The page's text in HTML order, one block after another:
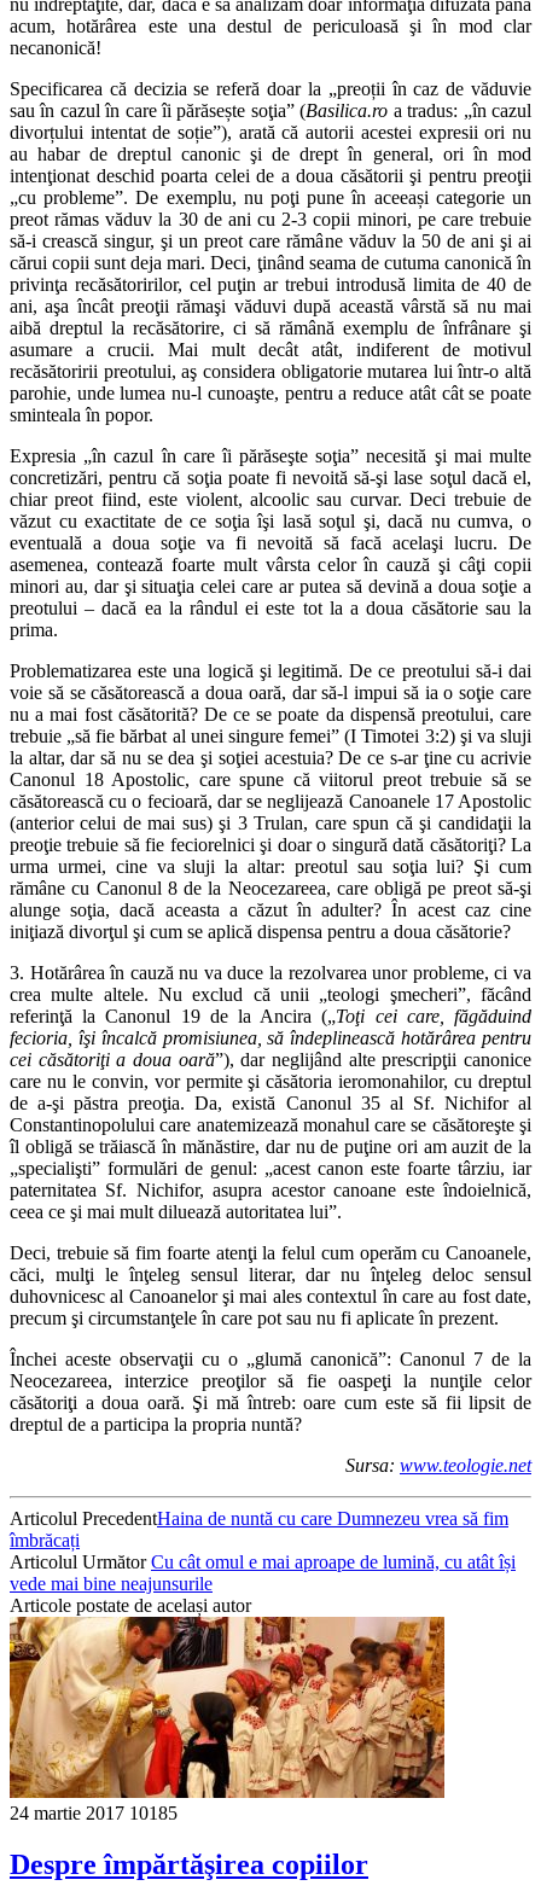
acum, hotărârea este una destul de periculoasă şi în mod clar
necanonică!
Specificarea că decizia se referă doar la „preoții în caz de văduvie
sau în cazul în care îi părăsește soţia” (Basilica.ro a tradus: „în cazul
divorțului intentat de soție”), arată că autorii acestei expresii ori nu
au habar de dreptul canonic şi de drept în general, ori în mod
intenţionat deschid poarta celei de a doua căsătorii şi pentru preoţii
„cu probleme”. De exemplu, nu poţi pune în aceeași categorie un
preot rămas văduv la 30 de ani cu 2-3 copii minori, pe care trebuie
să-i crească singur, şi un preot care rămâne văduv la 50 de ani şi ai
cărui copii sunt deja mari. Deci, ţinând seama de cutuma canonică în
privinţa recăsătoririlor, cel puţin ar trebui introdusă limita de 40 de
ani, aşa încât preoţii rămaşi văduvi după această vârstă să nu mai
aibă dreptul la recăsătorire, ci să rămână exemplu de înfrânare şi
asumare a crucii. Mai mult decât atât, indiferent de motivul
recăsătoririi preotului, aş considera obligatorie mutarea lui într-o altă
parohie, unde lumea nu-l cunoaşte, pentru a reduce atât cât se poate
sminteala în popor.
Expresia „în cazul în care îi părăseşte soţia” necesită şi mai multe
concretizări, pentru că soţia poate fi nevoită să-şi lase soţul dacă el,
chiar preot fiind, este violent, alcoolic sau curvar. Deci trebuie de
văzut cu exactitate de ce soţia îşi lasă soţul şi, dacă nu cumva, o
eventuală a doua soţie va fi nevoită să facă acelaşi lucru. De
asemenea, contează foarte mult vârsta celor în cauză şi câţi copii
minori au, dar şi situaţia celei care ar putea să devină a doua soţie a
preotului – dacă ea la rândul ei este tot la a doua căsătorie sau la
prima.
Problematizarea este una logică şi legitimă. De ce preotului să-i dai
voie să se căsătorească a doua oară, dar să-l impui să ia o soţie care
nu a mai fost căsătorită? De ce se poate da dispensă preotului, care
trebuie „să fie bărbat al unei singure femei” (I Timotei 3:2) şi va sluji
la altar, dar să nu se dea şi soţiei acestuia? De ce s-ar ţine cu acrivie
Canonul 18 Apostolic, care spune că viitorul preot trebuie să se
căsătorească cu o fecioară, dar se neglijează Canoanele 17 Apostolic
(anterior celui de mai sus) şi 3 Trulan, care spun că şi candidaţii la
preoţie trebuie să fie feciorelnici şi doar o singură dată căsătoriţi? La
urma urmei, cine va sluji la altar: preotul sau soţia lui? Şi cum
rămâne cu Canonul 8 de la Neocezareea, care obligă pe preot să-şi
alunge soţia, dacă aceasta a căzut în adulter? În acest caz cine
iniţiază divorţul şi cum se aplică dispensa pentru a doua căsătorie?
3. Hotărârea în cauză nu va duce la rezolvarea unor probleme, ci va
crea multe altele. Nu exclud că unii „teologi şmecheri”, făcând
referinţă la Canonul 19 de la Ancira („Toţi cei care, făgăduind
fecioria, îşi încalcă promisiunea, să îndeplinească hotărârea pentru
cei căsătoriţi a doua oară”), dar neglijând alte prescripţii canonice
care nu le convin, vor permite şi căsătoria ieromonahilor, cu dreptul
de a-şi păstra preoţia. Da, există Canonul 35 al Sf. Nichifor al
Constantinopolului care anatemizează monahul care se căsătoreşte şi
îl obligă se trăiască în mănăstire, dar nu de puţine ori am auzit de la
„specialişti” formulări de genul: „acest canon este foarte târziu, iar
paternitatea Sf. Nichifor, asupra acestor canoane este îndoielnică,
ceea ce şi mai mult diluează autoritatea lui”.
Deci, trebuie să fim foarte atenţi la felul cum operăm cu Canoanele,
căci, mulţi le înţeleg sensul literar, dar nu înţeleg deloc sensul
duhovnicesc al Canoanelor şi mai ales contextul în care au fost date,
precum şi circumstanţele în care pot sau nu fi aplicate în prezent.
Închei aceste observaţii cu o „glumă canonică”: Canonul 7 de la
Neocezareea, interzice preoţilor să fie oaspeţi la nunţile celor
căsătoriţi a doua oară. Şi mă întreb: oare cum este să fii lipsit de
dreptul de a participa la propria nuntă?
Sursa: www.teologie.net
Articolul PrecedentHaina de nuntă cu care Dumnezeu vrea să fim
îmbrăcați
Articolul UrmătorCu cât omul e mai aproape de lumină, cu atât își
vede mai bine neajunsurile
Articole postate de același autor
24 martie 2017 10185
Despre împărtăşirea copiilor